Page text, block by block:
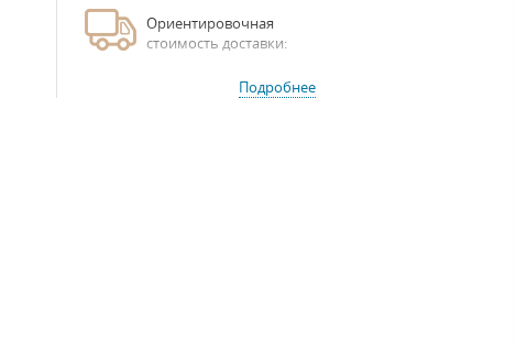
Ориентировочная
стоимость доставки:
Подробнее